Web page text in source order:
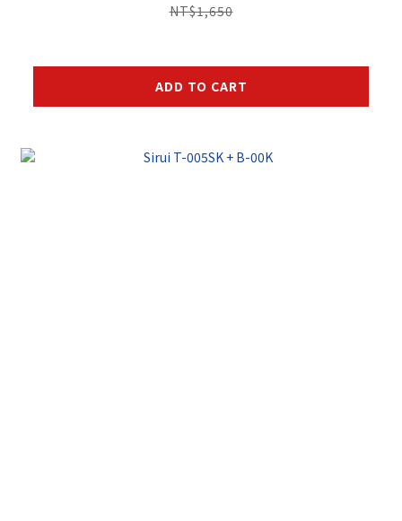
NT$1,650
ADD TO CART